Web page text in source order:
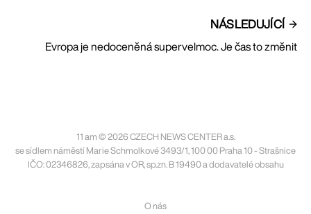
NÁSLEDUJÍCÍ
Evropa je nedoceněná supervelmoc. Je čas to změnit
11 am © 2026 CZECH NEWS CENTER a.s.
se sídlem náměstí Marie Schmolkové 3493/1, 100 00 Praha 10 - Strašnice
IČO: 02346826, zapsána v OR, sp.zn. B 19490 a dodavatelé obsahu
O nás